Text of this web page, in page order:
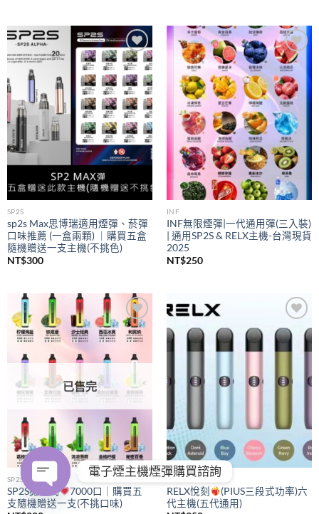
Add to
wishlist
SP2S
sp2s Max思博瑞適用煙彈、菸彈
口味推薦 (一盒兩顆) ｜購買五盒
隨機贈送一支主機(不挑色)
NT$300
Add to
wishlist
INF
INF無限煙彈|一代通用彈(三入裝)
| 通用SP2S & RELX主機-台灣現貨
2025
NT$250
Add to
wishlist
已售完
SP2S
SP2S拋棄式
7000口｜購買五
支隨機贈送一支(不挑口味)
Add to
wishlist
RELX
RELX悅刻
(PIUS三段式功率)六
代主機(五代通用)
電子煙主機煙彈購買諮詢
OPEN